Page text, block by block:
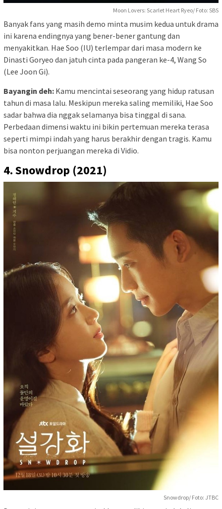
Moon Lovers: Scarlet Heart Ryeo/ Foto: SBS
Banyak fans yang masih demo minta musim kedua untuk drama
ini karena endingnya yang bener-bener gantung dan
menyakitkan. Hae Soo (IU) terlempar dari masa modern ke
Dinasti Goryeo dan jatuh cinta pada pangeran ke-4, Wang So
(Lee Joon Gi).
Bayangin deh: Kamu mencintai seseorang yang hidup ratusan
tahun di masa lalu. Meskipun mereka saling memiliki, Hae Soo
sadar bahwa dia nggak selamanya bisa tinggal di sana.
Perbedaan dimensi waktu ini bikin pertemuan mereka terasa
seperti mimpi indah yang harus berakhir dengan tragis. Kamu
bisa nonton perjuangan mereka di Vidio.
4. Snowdrop (2021)
Snowdrop/ Foto: JTBC